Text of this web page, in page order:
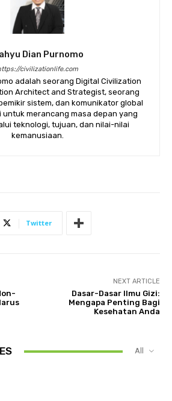
Dian Purnomo
civilizationlife.com
adalah seorang Digital Civilization
Architect and Strategist, seorang
sistem, dan komunikator global
merancang masa depan yang
teknologi, tujuan, dan nilai-nilai
kemanusiaan.
Twitter
NEXT ARTICLE
Dasar-Dasar Ilmu Gizi:
Mengapa Penting Bagi
Kesehatan Anda
All